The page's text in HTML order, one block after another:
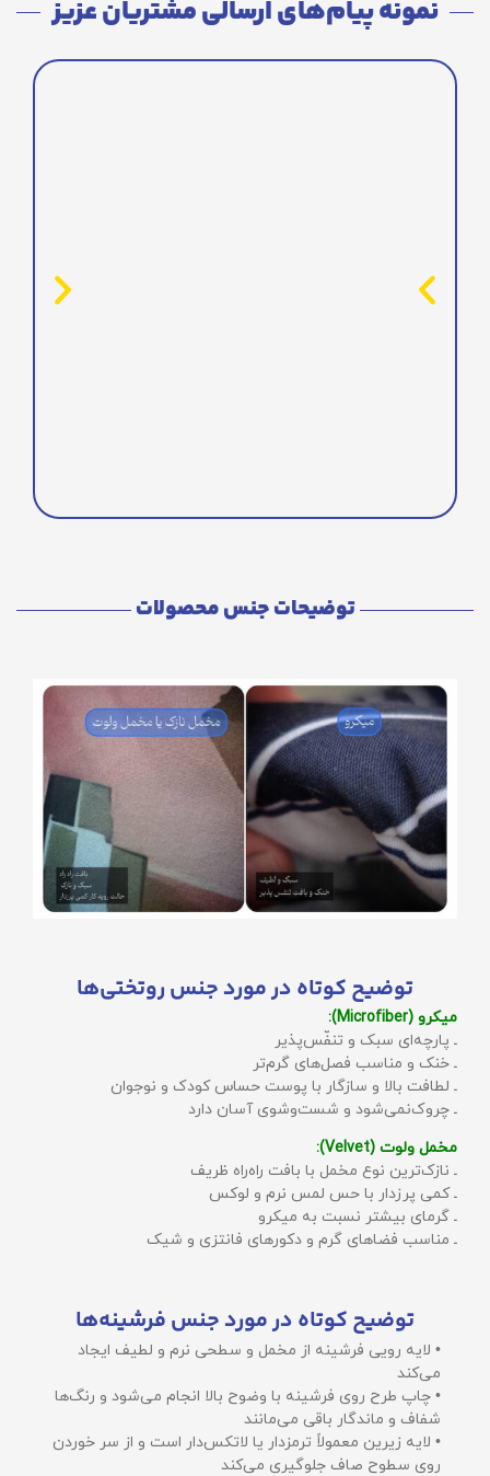
نمونه پیام‌های ارسالی مشتریان عزیز
توضیحات جنس محصولات
توضیح کوتاه در مورد جنس روتختی‌ها
میکرو (Microfiber):
ـ پارچه‌ای سبک و تنفّس‌پذیر
ـ خنک و مناسب فصل‌های گرم‌تر
ـ لطافت بالا و سازگار با پوست حساس کودک و نوجوان
ـ چروک‌نمی‌شود و شست‌وشوی آسان دارد
مخمل ولوت (Velvet):
ـ نازک‌ترین نوع مخمل با بافت راه‌راه ظریف
ـ کمی پرزدار با حس لمس نرم و لوکس
ـ گرمای بیشتر نسبت به میکرو
ـ مناسب فضاهای گرم و دکورهای فانتزی و شیک
توضیح کوتاه در مورد جنس فرشینه‌ها
• لایه رویی فرشینه از مخمل و سطحی نرم و لطیف ایجاد
می‌کند
• چاپ طرح روی فرشینه با وضوح بالا انجام می‌شود و رنگ‌ها
شفاف و ماندگار باقی می‌مانند
• لایه زیرین معمولاً ترمزدار یا لاتکس‌دار است و از سر خوردن
روی سطوح صاف جلوگیری می‌کند